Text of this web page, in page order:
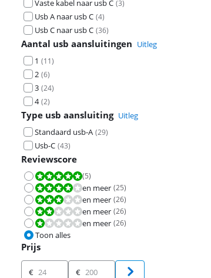
Vaste kabel naar usb C (3)
Usb A naar usb C (4)
Usb C naar usb C (36)
Aantal usb aansluitingen Uitleg
1 (11)
2 (6)
3 (24)
4 (2)
Type usb aansluiting Uitleg
Standaard usb-A (29)
Usb-C (43)
Reviewscore
Beoordeling is 10 van de 10.
(5)
Beoordeling is 8,0 van de 10.
en meer (25)
Beoordeling is 6,0 van de 10.
en meer (26)
Beoordeling is 4,0 van de 10.
en meer (26)
Beoordeling is 2,0 van de 10.
en meer (26)
Toon alles
Prijs
Prijs
€ €